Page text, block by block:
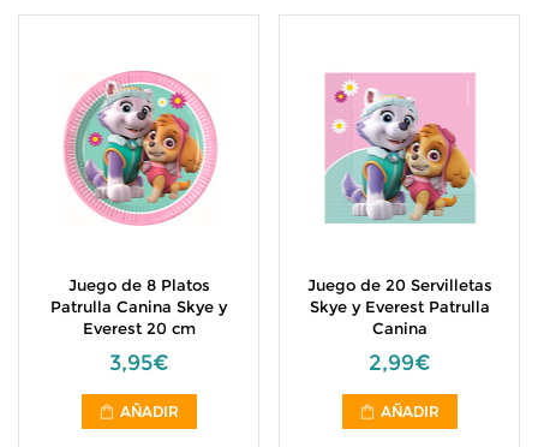
Juego de 8 Platos
Patrulla Canina Skye y
Everest 20 cm
3,95€
AÑADIR
Juego de 20 Servilletas
Skye y Everest Patrulla
Canina
2,99€
AÑADIR